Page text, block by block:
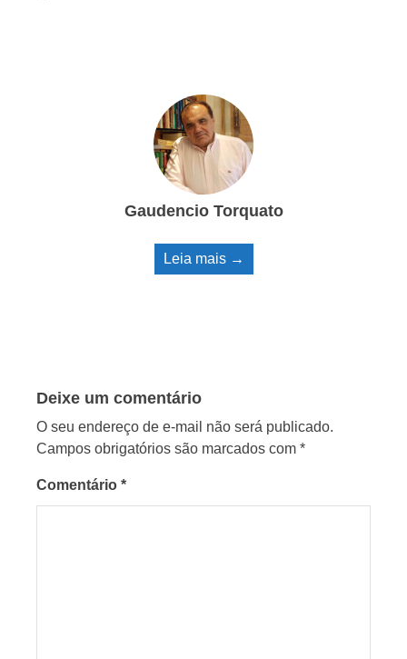
Gaudencio Torquato
Leia mais →
Deixe um comentário
O seu endereço de e-mail não será publicado.
Campos obrigatórios são marcados com *
Comentário *